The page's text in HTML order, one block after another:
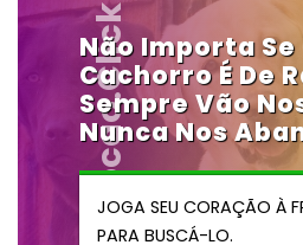
Vendocao.click
Não Importa Se
Cachorro É De
Sempre Vão
Nunca Nos
JOGA SEU CORAÇÃO À
PARA BUSCÁ-LO.